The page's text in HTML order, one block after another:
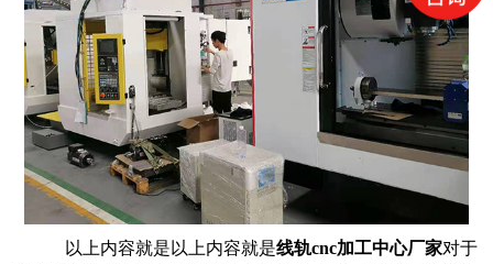
以上内容就是以上内容就是线轨cnc加工中心厂家对于